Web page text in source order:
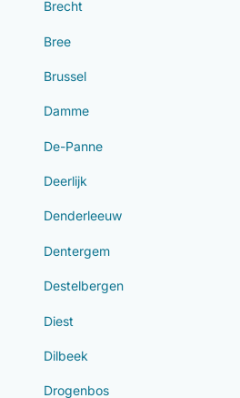
Brecht
Bree
Brussel
Damme
De-Panne
Deerlijk
Denderleeuw
Dentergem
Destelbergen
Diest
Dilbeek
Drogenbos